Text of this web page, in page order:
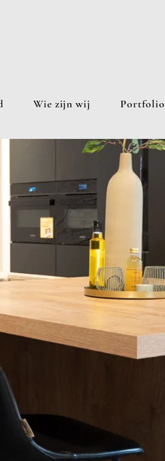
Wie zijn wij Portfolio